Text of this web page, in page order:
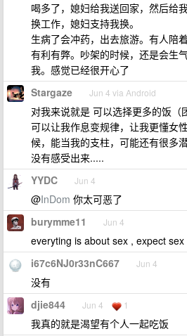
喝多了，媳妇给我送回家，然后给
换工作，媳妇支持我换。
生病了会冲药，出去旅游。有人陪着
有利有弊。吵架的时候，还是会生
我。感觉已经很开心了
Stargaze Jun 4 via Android
对我来说就是 可以选择更多的饭（
可以让我作息变规律，让我更懂女
候，能当我的支柱，可能还有很多
没有感受出来.....
YYDC Jun 4
@InDom 你太可恶了
burymme11 Jun 4
everyting is about sex , expect sex
i67c6NJ0r33nC667 Jun 4
没有
djie844 Jun 4 1
我真的就是渴望有个人一起吃饭